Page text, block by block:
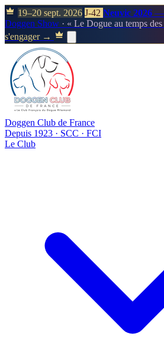
19–20 sept. 2026 J-42 Neuvic 2026 —
Doggen Show · « Le Dogue au temps
s'engager →
Doggen Club de France
Depuis 1923 · SCC · FCI
Le Club